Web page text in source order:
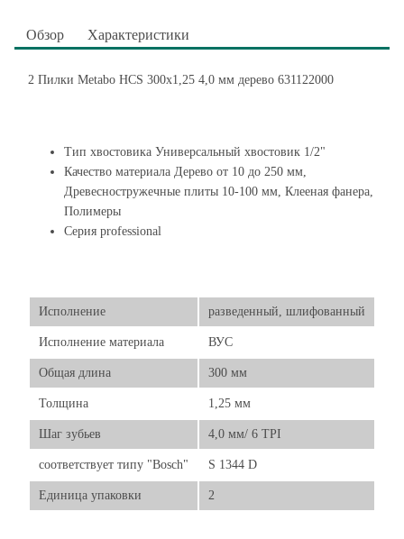
Обзор Характеристики
2 Пилки Metabo HCS 300x1,25 4,0 мм дерево 631122000
Тип хвостовика Универсальный хвостовик 1/2"
Качество материала Дерево от 10 до 250 мм,
Древесностружечные плиты 10-100 мм, Клееная фанера,
Полимеры
Серия professional
Исполнение разведенный, шлифованный
Исполнение материала ВУС
Общая длина 300 мм
Толщина 1,25 мм
Шаг зубьев 4,0 мм/ 6 TPI
соответствует типу "Bosch" S 1344 D
Единица упаковки 2